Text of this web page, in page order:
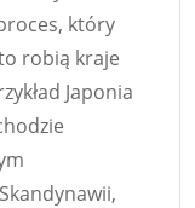
który
robią kraje
Japonia